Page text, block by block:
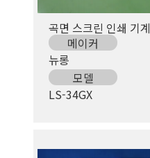
곡면 스크린 인쇄 기계
메이커
뉴롱
모델
LS-34GX